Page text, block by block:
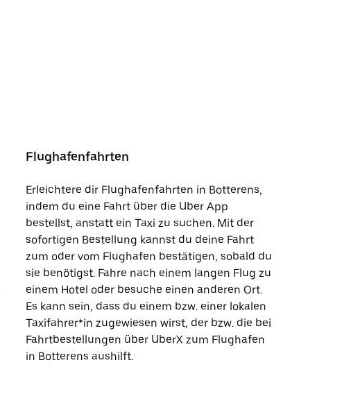
Flughafenfahrten
Erleichtere dir Flughafenfahrten in Botterens,
indem du eine Fahrt über die Uber App
bestellst, anstatt ein Taxi zu suchen. Mit der
sofortigen Bestellung kannst du deine Fahrt
zum oder vom Flughafen bestätigen, sobald du
sie benötigst. Fahre nach einem langen Flug zu
einem Hotel oder besuche einen anderen Ort.
Es kann sein, dass du einem bzw. einer lokalen
Taxifahrer*in zugewiesen wirst, der bzw. die bei
Fahrtbestellungen über UberX zum Flughafen
in Botterens aushilft.